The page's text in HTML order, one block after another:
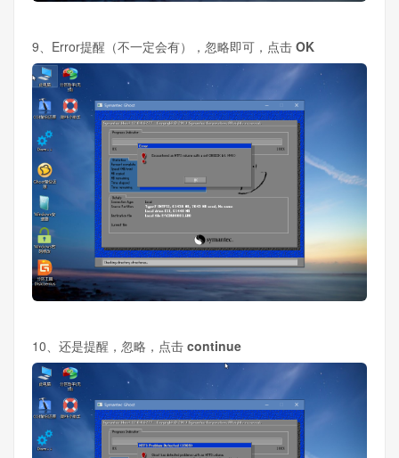
9、Error提醒（不一定会有），忽略即可，点击 OK
10、还是提醒，忽略，点击 continue